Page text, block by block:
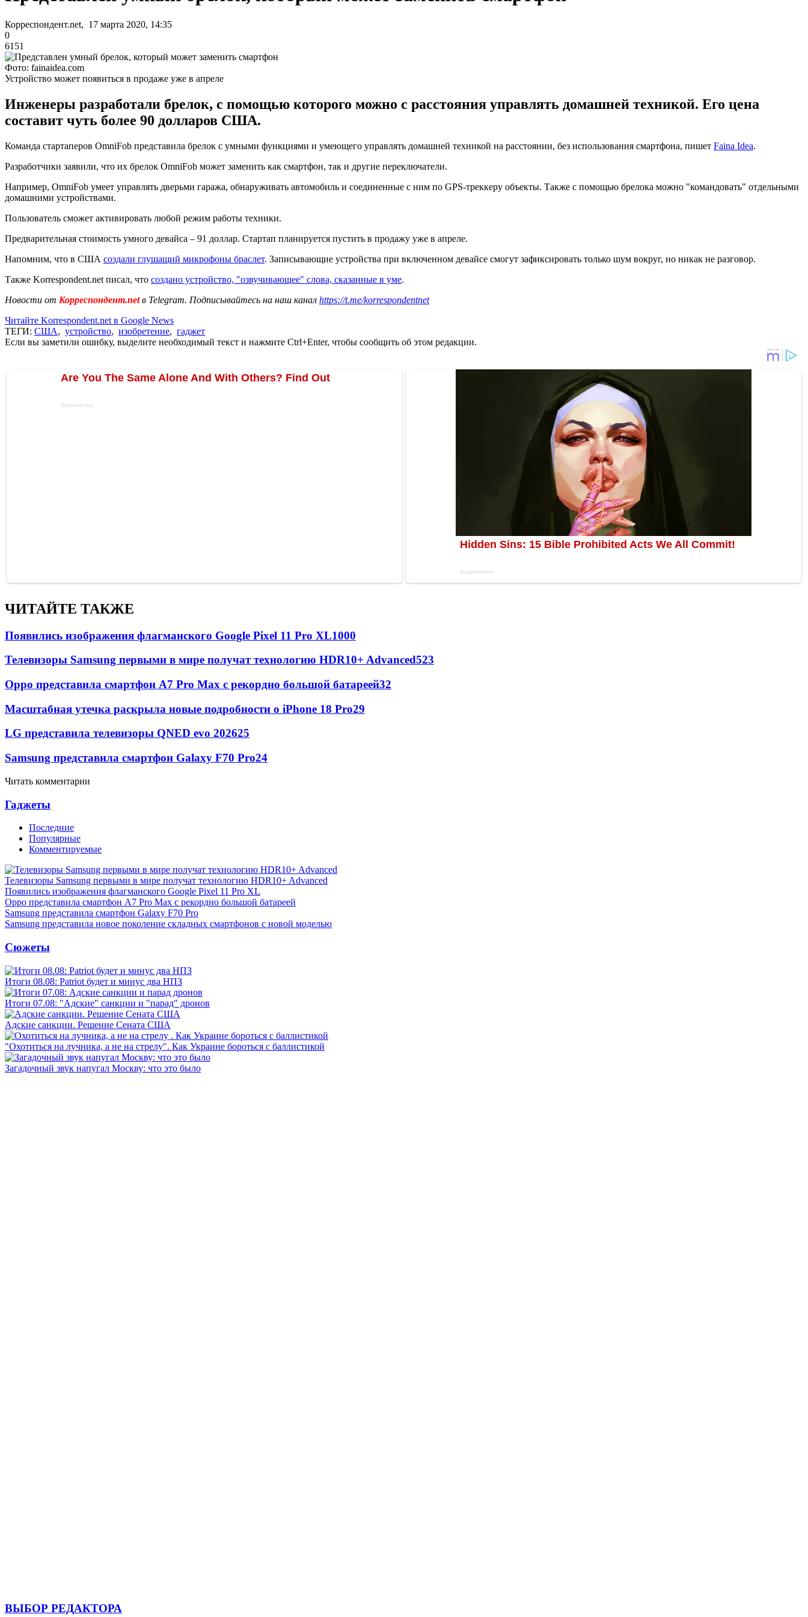
Корреспондент.net, 17 марта 2020, 14:35
0
6151
Фото: fainaidea.com
Устройство может появиться в продаже уже в апреле
Инженеры разработали брелок, с помощью которого можно с расстояния управлять домашней техникой. Его цена
составит чуть более 90 долларов США.
Команда стартаперов OmniFob представила брелок с умными функциями и умеющего управлять домашней техникой на расстоянии, без использования смартфона, пишет Faina Idea.
Разработчики заявили, что их брелок OmniFob может заменить как смартфон, так и другие переключатели.
Например, OmniFob умеет управлять дверьми гаража, обнаруживать автомобиль и соединенные с ним по GPS-треккеру объекты. Также с помощью брелока можно "командовать" отдельными
домашними устройствами.
Пользователь сможет активировать любой режим работы техники.
Предварительная стоимость умного девайса – 91 доллар. Стартап планируется пустить в продажу уже в апреле.
Напомним, что в США создали глушащий микрофоны браслет. Записывающие устройства при включенном девайсе смогут зафиксировать только шум вокруг, но никак не разговор.
Также Korrespondent.net писал, что создано устройство, "озвучивающее" слова, сказанные в уме.
Новости от Корреспондент.netв Telegram. Подписывайтесь на наш канал https://t.me/korrespondentnet
Читайте Korrespondent.net в Google News
ТЕГИ: США, устройство, изобретение, гаджет
Если вы заметили ошибку, выделите необходимый текст и нажмите Ctrl+Enter, чтобы сообщить об этом редакции.
ЧИТАЙТЕ ТАКЖЕ
Появились изображения флагманского Google Pixel 11 Pro XL1000
Телевизоры Samsung первыми в мире получат технологию HDR10+ Advanced523
Oppo представила смартфон A7 Pro Max с рекордно большой батареей32
Масштабная утечка раскрыла новые подробности о iPhone 18 Pro29
LG представила телевизоры QNED evo 202625
Samsung представила смартфон Galaxy F70 Pro24
Читать комментарии
Гаджеты
Последние
Популярные
Комментируемые
Телевизоры Samsung первыми в мире получат технологию HDR10+ Advanced
Появились изображения флагманского Google Pixel 11 Pro XL
Oppo представила смартфон A7 Pro Max с рекордно большой батареей
Samsung представила смартфон Galaxy F70 Pro
Samsung представила новое поколение складных смартфонов с новой моделью
Сюжеты
Итоги 08.08: Patriot будет и минус два НПЗ
Итоги 07.08: "Адские" санкции и "парад" дронов
Адские санкции. Решение Сената США
"Охотиться на лучника, а не на стрелу". Как Украине бороться с баллистикой
Загадочный звук напугал Москву: что это было
ВЫБОР РЕДАКТОРА